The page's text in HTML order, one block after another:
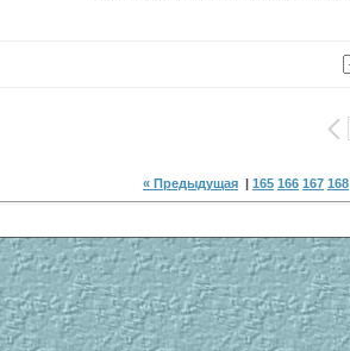
« Предыдущая | 165 166 167 168